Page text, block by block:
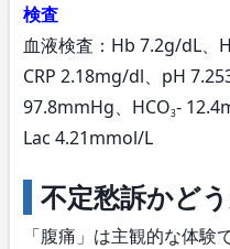
検査
血液検査：Hb 7.2g/dL、
CRP 2.18mg/dl、pH
97.8mmHg、HCO3‐
Lac 4.21mmol/L
不定愁訴かど
「腹痛」は主観的な体